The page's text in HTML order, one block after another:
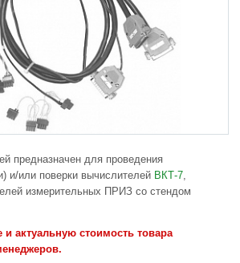
предназначен для проведения
и/или поверки вычислителей ВКТ-7
измерительных ПРИЗ со стендом
актуальную стоимость товара